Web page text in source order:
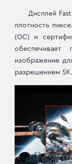
Дисплей Fast
плотность
(OC) и
изображение
разрешением 5K.